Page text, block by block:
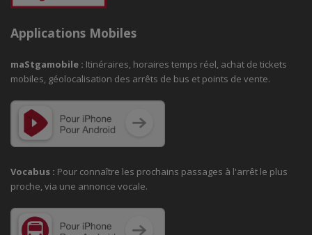
Applications Mobiles
maStgamobile : Itinéraires, horaires temps réel, achat de tickets
mobiles, géolocalisation des arrêts de bus et points de vente.
Vocabus : Pour connaître les prochains passages à l'arrêt le plus
proche, via une annonce vocale.